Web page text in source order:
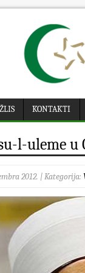
KONTAKTI
l-uleme u
2012. | Kategorija: